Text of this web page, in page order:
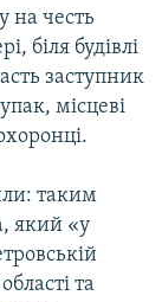
на честь
біля будівлі
заступник
місцеві
таким
який «у
та